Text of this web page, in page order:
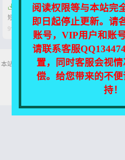

【抖音主播】老刘又胖了 舞蹈
短视频【8V-60.7M】
9个月前
 0  46
本站所有资源均收集自互联网，仅供个人欣
我们，我们将尽
Copyright © 2026 舞
阅读权限等与本站完
即日起停止更新。请
账号，VIP用户和账
请联系客服
置，同时客服会视
偿。给您带来的不
持！